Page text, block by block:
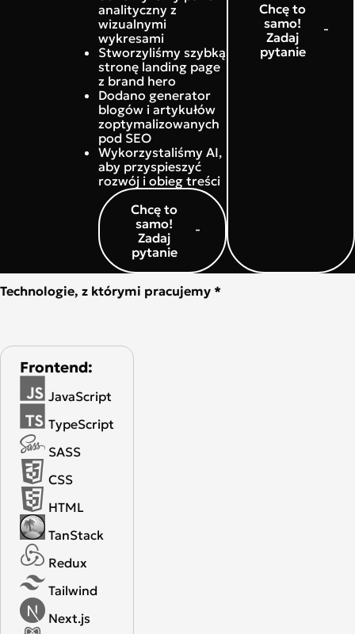
analityczny z
wizualnymi
wykresami
Stworzyliśmy szybką
stronę landing page
z brand hero
Dodano generator
blogów i artykułów
zoptymalizowanych
pod SEO
Wykorzystaliśmy AI,
aby przyspieszyć
rozwój i obieg treści
Chcę to
samo!
Zadaj
pytanie
Chcę to
samo!
Zadaj
pytanie
Technologie, z którymi pracujemy *
Frontend:
JavaScript
TypeScript
SASS
CSS
HTML
TanStack
Redux
Tailwind
Next.js